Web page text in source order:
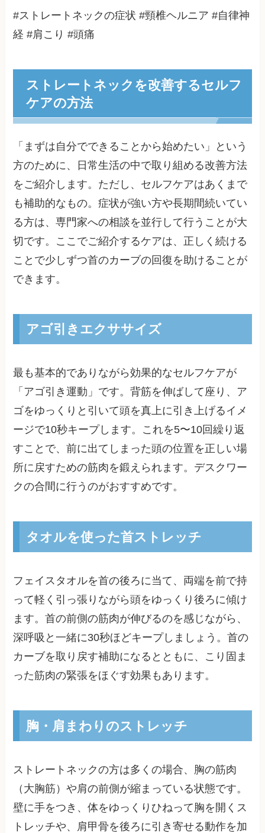
#ストレートネックの症状 #頸椎ヘルニア #自律神
経 #肩こり #頭痛
ストレートネックを改善するセルフ
ケアの方法
「まずは自分でできることから始めたい」という
方のために、日常生活の中で取り組める改善方法
をご紹介します。ただし、セルフケアはあくまで
も補助的なもの。症状が強い方や長期間続いてい
る方は、専門家への相談を並行して行うことが大
切です。ここでご紹介するケアは、正しく続ける
ことで少しずつ首のカーブの回復を助けることが
できます。
アゴ引きエクササイズ
最も基本的でありながら効果的なセルフケアが
「アゴ引き運動」です。背筋を伸ばして座り、ア
ゴをゆっくりと引いて頭を真上に引き上げるイメ
ージで10秒キープします。これを5〜10回繰り返
すことで、前に出てしまった頭の位置を正しい場
所に戻すための筋肉を鍛えられます。デスクワー
クの合間に行うのがおすすめです。
タオルを使った首ストレッチ
フェイスタオルを首の後ろに当て、両端を前で持
って軽く引っ張りながら頭をゆっくり後ろに傾け
ます。首の前側の筋肉が伸びるのを感じながら、
深呼吸と一緒に30秒ほどキープしましょう。首の
カーブを取り戻す補助になるとともに、こり固ま
った筋肉の緊張をほぐす効果もあります。
胸・肩まわりのストレッチ
ストレートネックの方は多くの場合、胸の筋肉
（大胸筋）や肩の前側が縮まっている状態です。
壁に手をつき、体をゆっくりひねって胸を開くス
トレッチや、肩甲骨を後ろに引き寄せる動作を加